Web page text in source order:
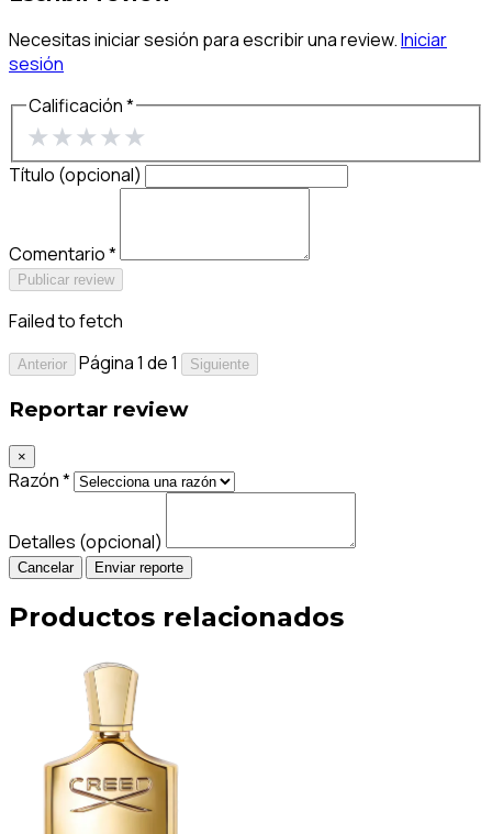
Necesitas iniciar sesión para escribir una review.Iniciar
sesión
Calificación *
★★★★★
Título (opcional)
Comentario *
Publicar review
Failed to fetch
Anterior Página 1 de 1 Siguiente
Reportar review
×
Razón *
Detalles (opcional)
Cancelar Enviar reporte
Productos relacionados